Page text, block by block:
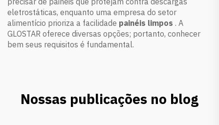
eletrostáticas, enquanto uma empresa do setor
alimentício prioriza a facilidade painéis limpos . A
GLOSTAR oferece diversas opções; portanto, conhecer
bem seus requisitos é fundamental.
Nossas publicações no blog